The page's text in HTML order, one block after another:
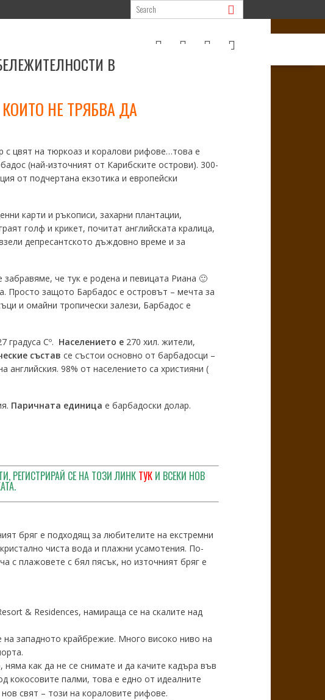
В
НЕ ТРЯБВА ДА
с цвят на тюркоаз и коралови рифове…това е
(най-източният от Карибските острови). 300-
от подчертана екзотика и европейски
карти и ръкописи, захарни плантации,
голф и крикет, почитат английската кралица,
депресантското дъждовно време и за
че тук е родена и певицата Риана 🙂
Просто защото Барбадос е островът – мечта за
и омайни тропически залези, Барбадос е
градуса Сº. Населението е270 хил. жители,
състав се състои основно от барбадосци –
английския. 98% от населението са християни (
Паричната единица е барбадоски долар.
РЕГИСТРИРАЙ СЕ НА ТОЗИ ЛИНК ТУК И ВСЕКИ НОВ
бряг е подходящ за любителите на екстремни
чиста вода и плажни усамотения. По-
с плажовете с бял пясък, но източният бряг е
& Residences, намираща се на скалите над
западното крайбрежие. Много високо ниво на
как да не се снимате и да качите кадъра във
кокосовите палми, това е едно от идеалните
свят – този на кораловите рифове.